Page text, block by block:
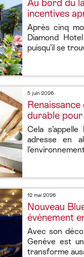
Au bord du
incentives
Après cinq
Diamond
puisqu’il se
5 juin 2026
durable
Cela
adresse en
12 mai 2026
Nouveau
événement
Avec son
Genève est
transforme